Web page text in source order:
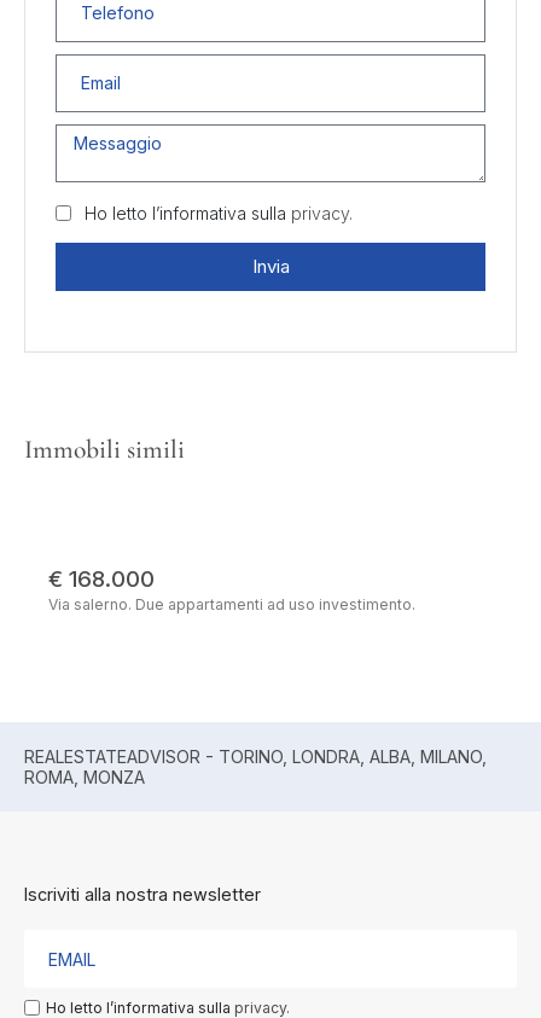
Ho letto l’informativa sulla privacy.
Invia
Immobili simili
€ 168.000
Via salerno. Due appartamenti ad uso investimento.
REALESTATEADVISOR - TORINO, LONDRA, ALBA, MILANO,
ROMA, MONZA
Iscriviti alla nostra newsletter
Ho letto l’informativa sulla privacy.